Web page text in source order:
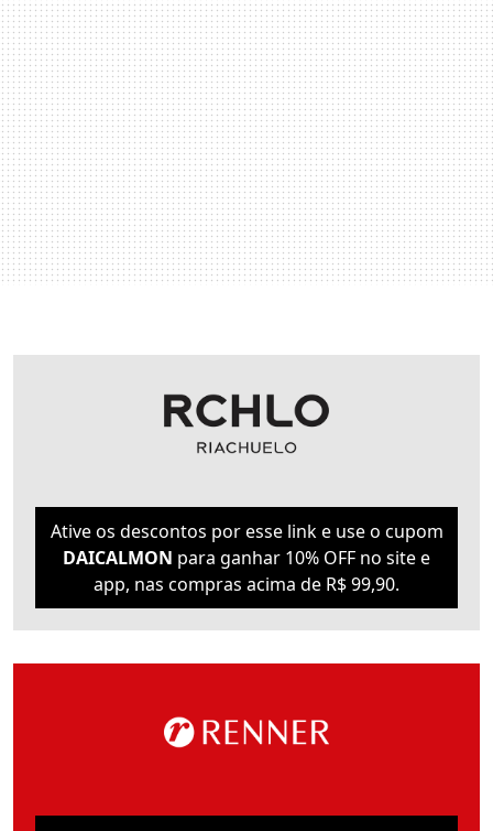
Ative os descontos por esse link e use o cupom
DAICALMON para ganhar 10% OFF no site e
app, nas compras acima de R$ 99,90.